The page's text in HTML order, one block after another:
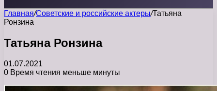
Главная/Советские и российские актеры/Татьяна
Ронзина
Татьяна Ронзина
01.07.2021
0 Время чтения меньше минуты